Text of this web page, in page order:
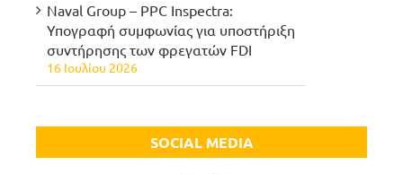
Naval Group – PPC Inspectra:
Υπογραφή συμφωνίας για υποστήριξη
συντήρησης των φρεγατών FDI
16 Ιουλίου 2026
SOCIAL MEDIA